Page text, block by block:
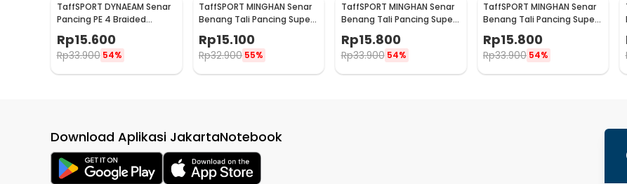
TaffSPORT DYNAEAM Senar
Pancing PE 4 Braided
Strand Fishing Line 100M 1.0
- FM10
Rp15.600
Rp33.900 54%
TaffSPORT MINGHAN Senar
Benang Tali Pancing Super
X4
Rp15.100
Rp32.900 55%
TaffSPORT MINGHAN Senar
Benang Tali Pancing Super
PE Braided Line 100M 0.8 -
X4
Rp15.800
Rp33.900 54%
TaffSPORT MINGHAN Senar
Benang Tali Pancing Super
PE Braided Line 100M 1.0 -
X4
Rp15.800
Rp33.900 54%
Download Aplikasi JakartaNotebook